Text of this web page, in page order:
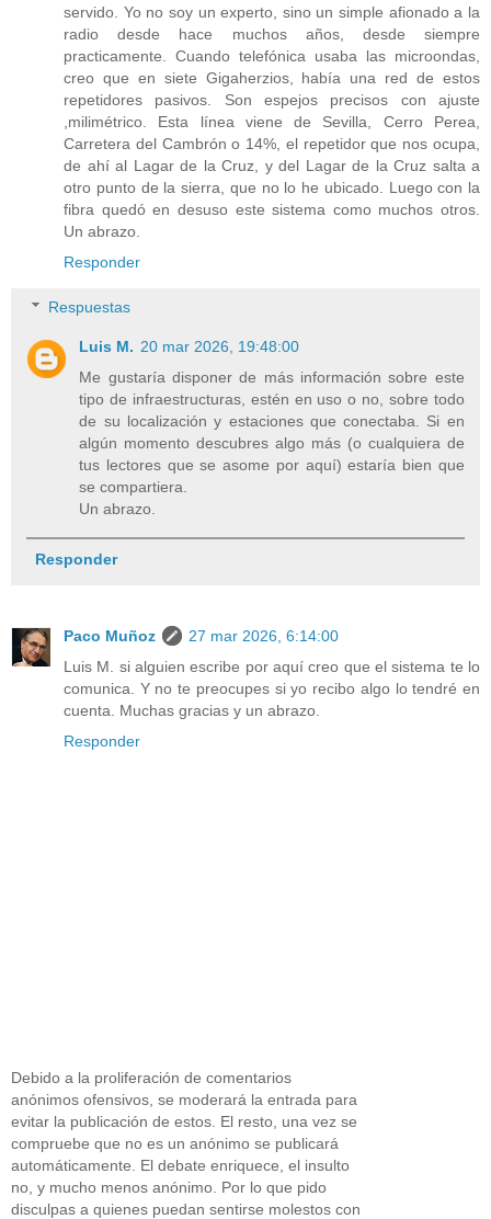
servido. Yo no soy un experto, sino un simple afionado a la
radio desde hace muchos años, desde siempre
practicamente. Cuando telefónica usaba las microondas,
creo que en siete Gigaherzios, había una red de estos
repetidores pasivos. Son espejos precisos con ajuste
,milimétrico. Esta línea viene de Sevilla, Cerro Perea,
Carretera del Cambrón o 14%, el repetidor que nos ocupa,
de ahí al Lagar de la Cruz, y del Lagar de la Cruz salta a
otro punto de la sierra, que no lo he ubicado. Luego con la
fibra quedó en desuso este sistema como muchos otros.
Un abrazo.
Responder
Respuestas
Luis M. 20 mar 2026, 19:48:00
Me gustaría disponer de más información sobre este
tipo de infraestructuras, estén en uso o no, sobre todo
de su localización y estaciones que conectaba. Si en
algún momento descubres algo más (o cualquiera de
tus lectores que se asome por aquí) estaría bien que
se compartiera.
Un abrazo.
Responder
Paco Muñoz
27 mar 2026, 6:14:00
Luis M. si alguien escribe por aquí creo que el sistema te lo
comunica. Y no te preocupes si yo recibo algo lo tendré en
cuenta. Muchas gracias y un abrazo.
Responder
Debido a la proliferación de comentarios
anónimos ofensivos, se moderará la entrada para
evitar la publicación de estos. El resto, una vez se
compruebe que no es un anónimo se publicará
automáticamente. El debate enriquece, el insulto
no, y mucho menos anónimo. Por lo que pido
disculpas a quienes puedan sentirse molestos con